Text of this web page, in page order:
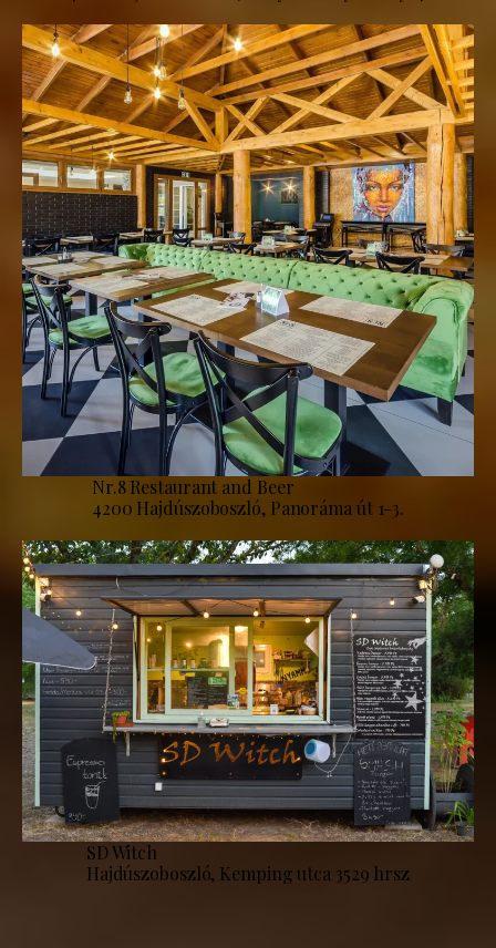
Nr.8 Restaurant and Beer
4200 Hajdúszoboszló, Panoráma út 1-3.
SD Witch
Hajdúszoboszló, Kemping utca 3529 hrsz